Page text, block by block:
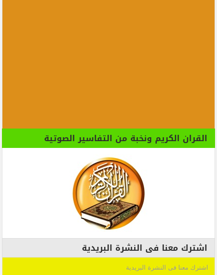
القران الكريم ونخبة من التفاسير الصوتية
اشترك معنا فى النشرة البريدية
اشترك معنا فى النشرة البريدية